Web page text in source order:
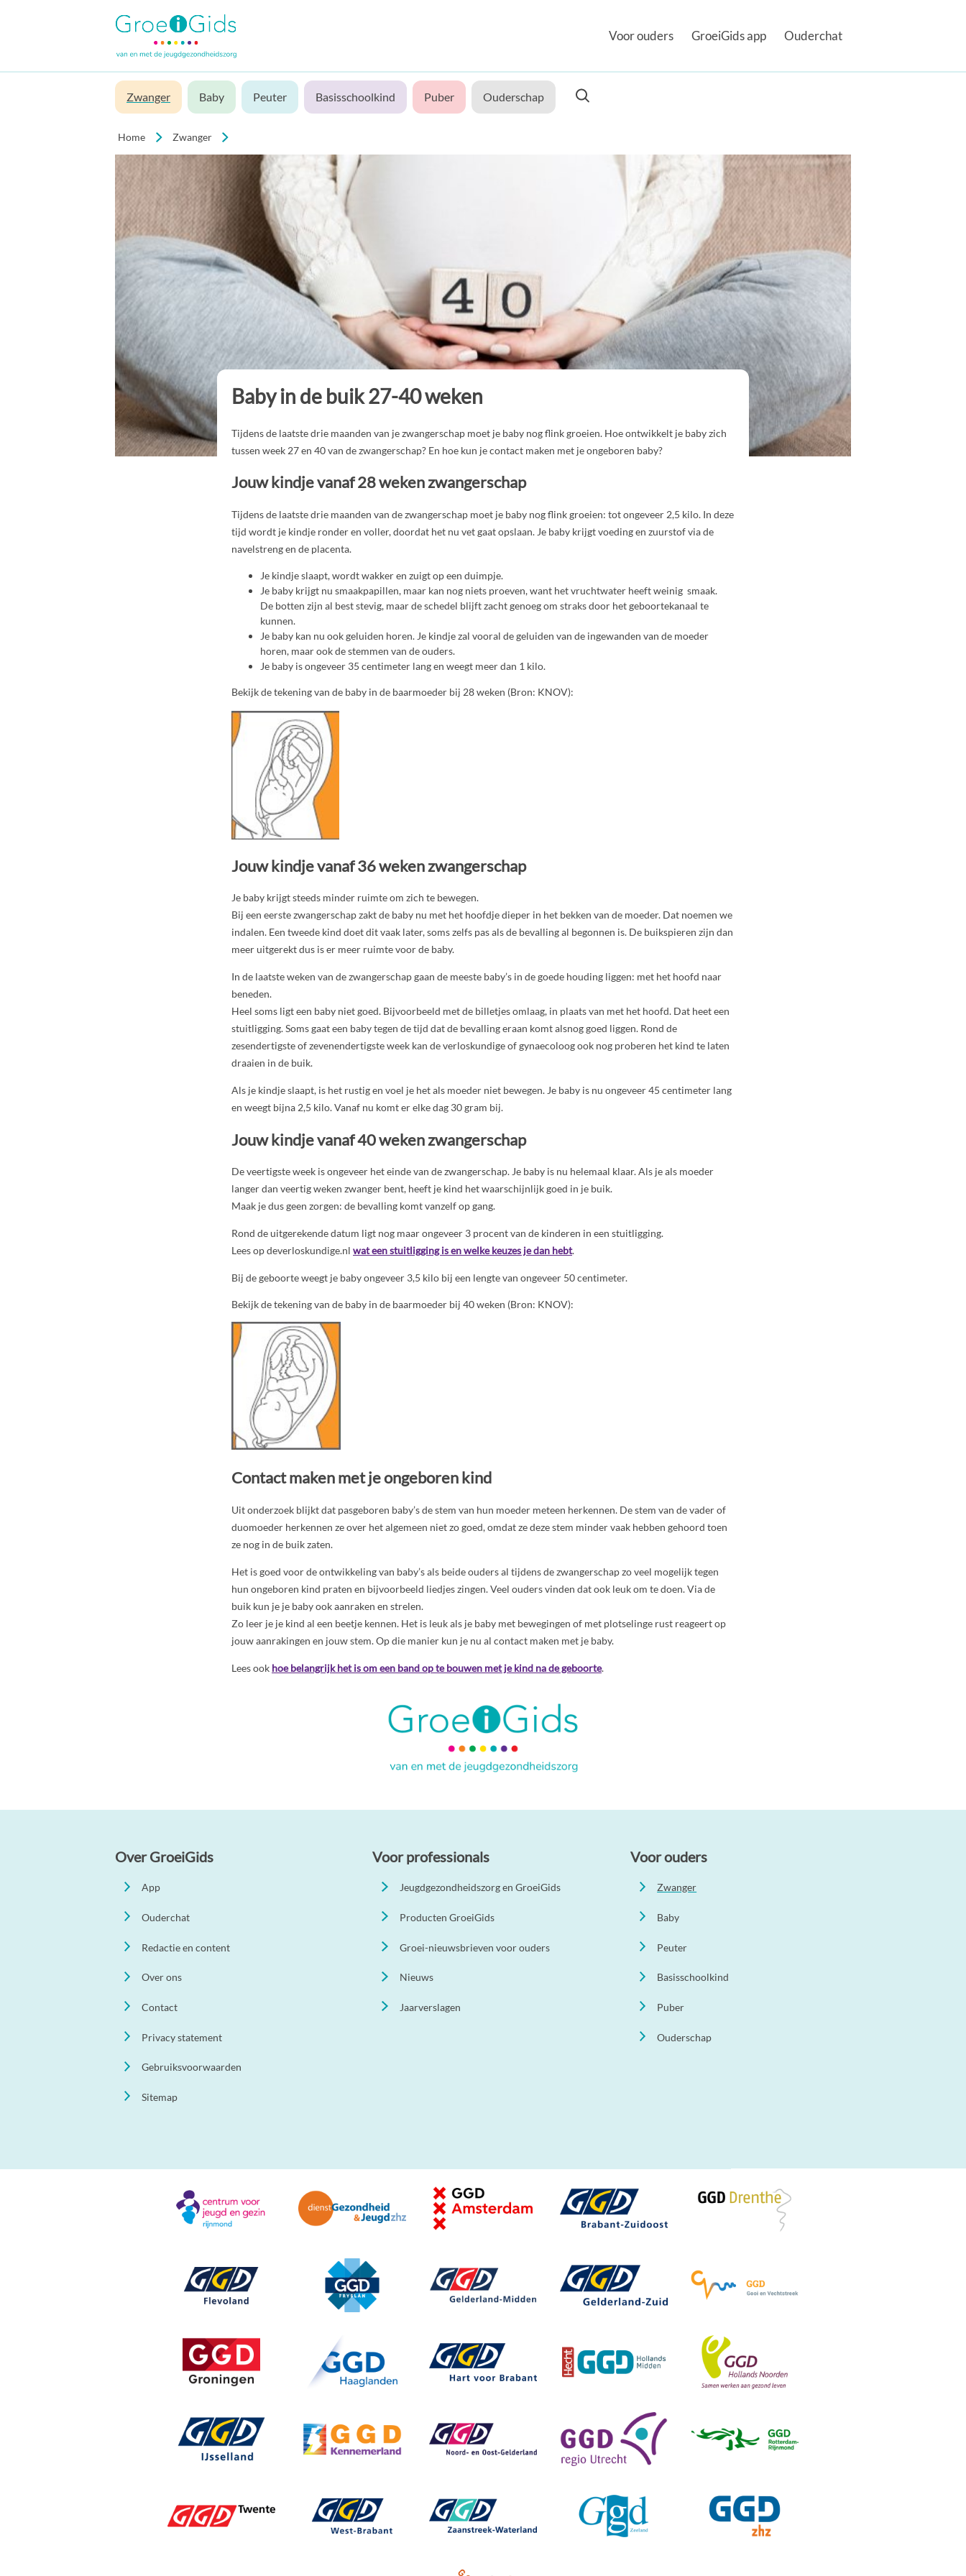
Voor ouders GroeiGids app Ouderchat
Zwanger Baby Peuter Basisschoolkind Puber Ouderschap
Home Zwanger
Baby in de buik 27-40 weken
Tijdens de laatste drie maanden van je zwangerschap moet je baby nog flink groeien. Hoe ontwikkelt je baby zich
tussen week 27 en 40 van de zwangerschap? En hoe kun je contact maken met je ongeboren baby?
Jouw kindje vanaf 28 weken zwangerschap
Tijdens de laatste drie maanden van de zwangerschap moet je baby nog flink groeien: tot ongeveer 2,5 kilo. In deze
tijd wordt je kindje ronder en voller, doordat het nu vet gaat opslaan. Je baby krijgt voeding en zuurstof via de
navelstreng en de placenta.
Je kindje slaapt, wordt wakker en zuigt op een duimpje.
Je baby krijgt nu smaakpapillen, maar kan nog niets proeven, want het vruchtwater heeft weinig smaak.
De botten zijn al best stevig, maar de schedel blijft zacht genoeg om straks door het geboortekanaal te
kunnen.
Je baby kan nu ook geluiden horen. Je kindje zal vooral de geluiden van de ingewanden van de moeder
horen, maar ook de stemmen van de ouders.
Je baby is ongeveer 35 centimeter lang en weegt meer dan 1 kilo.
Bekijk de tekening van de baby in de baarmoeder bij 28 weken (Bron: KNOV):
Jouw kindje vanaf 36 weken zwangerschap
Je baby krijgt steeds minder ruimte om zich te bewegen.
Bij een eerste zwangerschap zakt de baby nu met het hoofdje dieper in het bekken van de moeder. Dat noemen we
indalen. Een tweede kind doet dit vaak later, soms zelfs pas als de bevalling al begonnen is. De buikspieren zijn dan
meer uitgerekt dus is er meer ruimte voor de baby.
In de laatste weken van de zwangerschap gaan de meeste baby’s in de goede houding liggen: met het hoofd naar
beneden.
Heel soms ligt een baby niet goed. Bijvoorbeeld met de billetjes omlaag, in plaats van met het hoofd. Dat heet een
stuitligging. Soms gaat een baby tegen de tijd dat de bevalling eraan komt alsnog goed liggen. Rond de
zesendertigste of zevenendertigste week kan de verloskundige of gynaecoloog ook nog proberen het kind te laten
draaien in de buik.
Als je kindje slaapt, is het rustig en voel je het als moeder niet bewegen. Je baby is nu ongeveer 45 centimeter lang
en weegt bijna 2,5 kilo. Vanaf nu komt er elke dag 30 gram bij.
Jouw kindje vanaf 40 weken zwangerschap
De veertigste week is ongeveer het einde van de zwangerschap. Je baby is nu helemaal klaar. Als je als moeder
langer dan veertig weken zwanger bent, heeft je kind het waarschijnlijk goed in je buik.
Maak je dus geen zorgen: de bevalling komt vanzelf op gang.
Rond de uitgerekende datum ligt nog maar ongeveer 3 procent van de kinderen in een stuitligging.
Lees op deverloskundige.nl wat een stuitligging is en welke keuzes je dan hebt.
Bij de geboorte weegt je baby ongeveer 3,5 kilo bij een lengte van ongeveer 50 centimeter.
Bekijk de tekening van de baby in de baarmoeder bij 40 weken (Bron: KNOV):
Contact maken met je ongeboren kind
Uit onderzoek blijkt dat pasgeboren baby’s de stem van hun moeder meteen herkennen. De stem van de vader of
duomoeder herkennen ze over het algemeen niet zo goed, omdat ze deze stem minder vaak hebben gehoord toen
ze nog in de buik zaten.
Het is goed voor de ontwikkeling van baby’s als beide ouders al tijdens de zwangerschap zo veel mogelijk tegen
hun ongeboren kind praten en bijvoorbeeld liedjes zingen. Veel ouders vinden dat ook leuk om te doen. Via de
buik kun je je baby ook aanraken en strelen.
Zo leer je je kind al een beetje kennen. Het is leuk als je baby met bewegingen of met plotselinge rust reageert op
jouw aanrakingen en jouw stem. Op die manier kun je nu al contact maken met je baby.
Lees ook hoe belangrijk het is om een band op te bouwen met je kind na de geboorte.
Over GroeiGids
App
Ouderchat
Redactie en content
Over ons
Contact
Privacy statement
Gebruiksvoorwaarden
Sitemap
Voor professionals
Jeugdgezondheidszorg en GroeiGids
Producten GroeiGids
Groei-nieuwsbrieven voor ouders
Nieuws
Jaarverslagen
Voor ouders
Zwanger
Baby
Peuter
Basisschoolkind
Puber
Ouderschap